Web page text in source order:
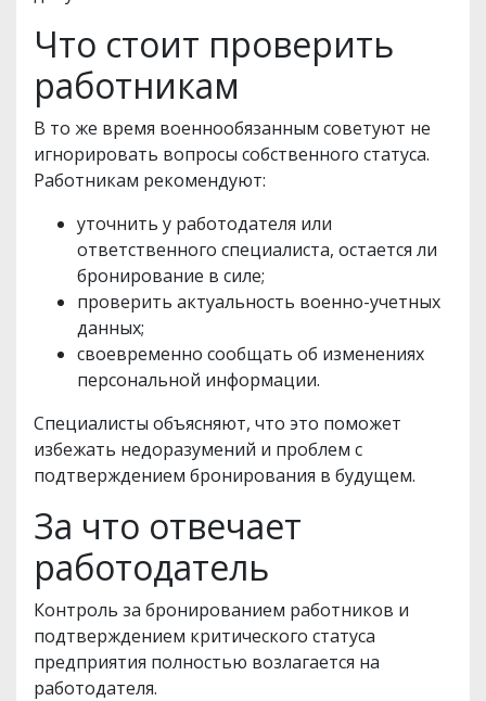
Что стоит проверить
работникам
В то же время военнообязанным советуют не
игнорировать вопросы собственного статуса.
Работникам рекомендуют:
уточнить у работодателя или
ответственного специалиста, остается ли
бронирование в силе;
проверить актуальность военно-учетных
данных;
своевременно сообщать об изменениях
персональной информации.
Специалисты объясняют, что это поможет
избежать недоразумений и проблем с
подтверждением бронирования в будущем.
За что отвечает
работодатель
Контроль за бронированием работников и
подтверждением критического статуса
предприятия полностью возлагается на
работодателя.